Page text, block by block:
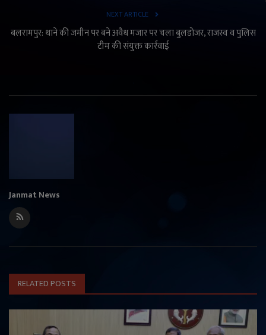
NEXT ARTICLE
बलरामपुर: थाने की जमीन पर बने अवैध मजार पर चला बुलडोजर, राजस्व व पुलिस
टीम की संयुक्त कार्रवाई
Janmat News
RELATED POSTS